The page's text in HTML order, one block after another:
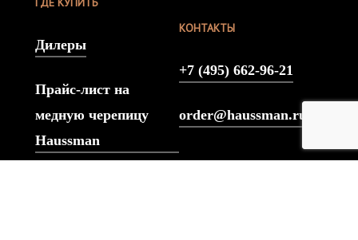
Дилеры
Прайс-лист на
медную черепицу
Haussman
КОНТАКТЫ
+7 (495) 662-96-21
order@haussman.ru